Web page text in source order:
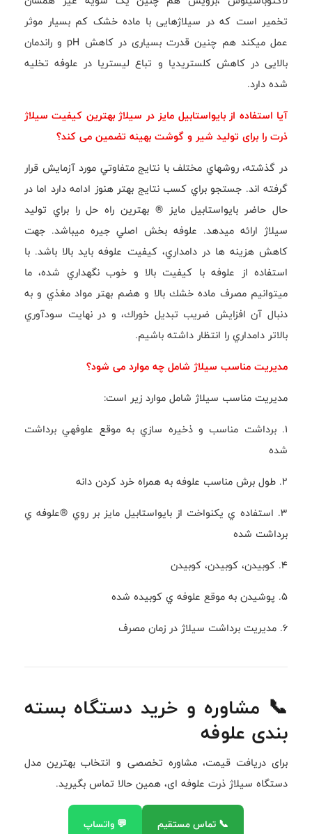
تخمیر است که در سیلاژهایی با ماده خشک کم بسیار موثر
عمل میکند هم چنین قدرت بسیاری در کاهش pH و راندمان
بالایی در کاهش کلستریدیا و تباع لیستریا در علوفه تخلیه
شده دارد.
آیا استفاده از بایواستابیل مایز در سیلاژ بهترین کیفیت سیلاژ
ذرت را برای تولید شیر و گوشت بهینه تضمین می کند؟
در گذشته، روشهاي مختلف با نتايج متفاوتي مورد آزمايش قرار
گرفته اند. جستجو براي كسب نتايج بهتر هنوز ادامه دارد اما در
حال حاضر بايواستابيل مايز ® بهترين راه حل را براي توليد
سيلاژ ارائه ميدهد. علوفه بخش اصلي جيره ميباشد. جهت
كاهش هزينه ها در دامداري، كيفيت علوفه بايد بالا باشد. با
استفاده از علوفه با كيفيت بالا و خوب نگهداري شده، ما
ميتوانيم مصرف ماده خشك بالا و هضم بهتر مواد مغذي و به
دنبال آن افزايش ضريب تبديل خوراك، و در نهايت سودآوري
بالاتر دامداري را انتظار داشته باشيم.
مديريت مناسب سيلاژ شامل چه موارد می شود؟
مديريت مناسب سيلاژ شامل موارد زير است:
1. برداشت مناسب و ذخيره سازي به موقع علوفهي برداشت
شده
2. طول برش مناسب علوفه به همراه خرد كردن دانه
3. استفاده ي يكنواخت از بايواستابيل مايز بر روي ®علوفه ي
برداشت شده
4. كوبيدن، كوبيدن، كوبيدن
٥. پوشيدن به موقع علوفه ي كوبيده شده
٦. مديريت برداشت سيلاژ در زمان مصرف
📞 مشاوره و خرید دستگاه بسته
بندی علوفه
برای دریافت قیمت، مشاوره تخصصی و انتخاب بهترین مدل
دستگاه سیلاژ ذرت علوفه ای، همین حالا تماس بگیرید.
📞 تماس مستقیم 💬 واتساپ